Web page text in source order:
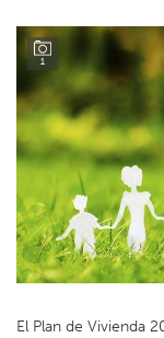
1
El Plan de Vivienda